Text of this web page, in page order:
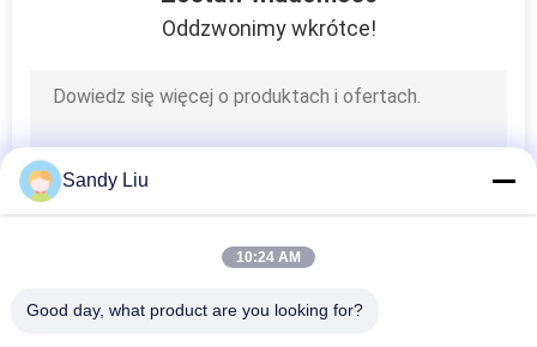
Maszyna do
lutowania
indukcyjnego
Oddzwonimy wkrótce!
Sandy Liu
10:24 AM
Good day, what product are you looking for?